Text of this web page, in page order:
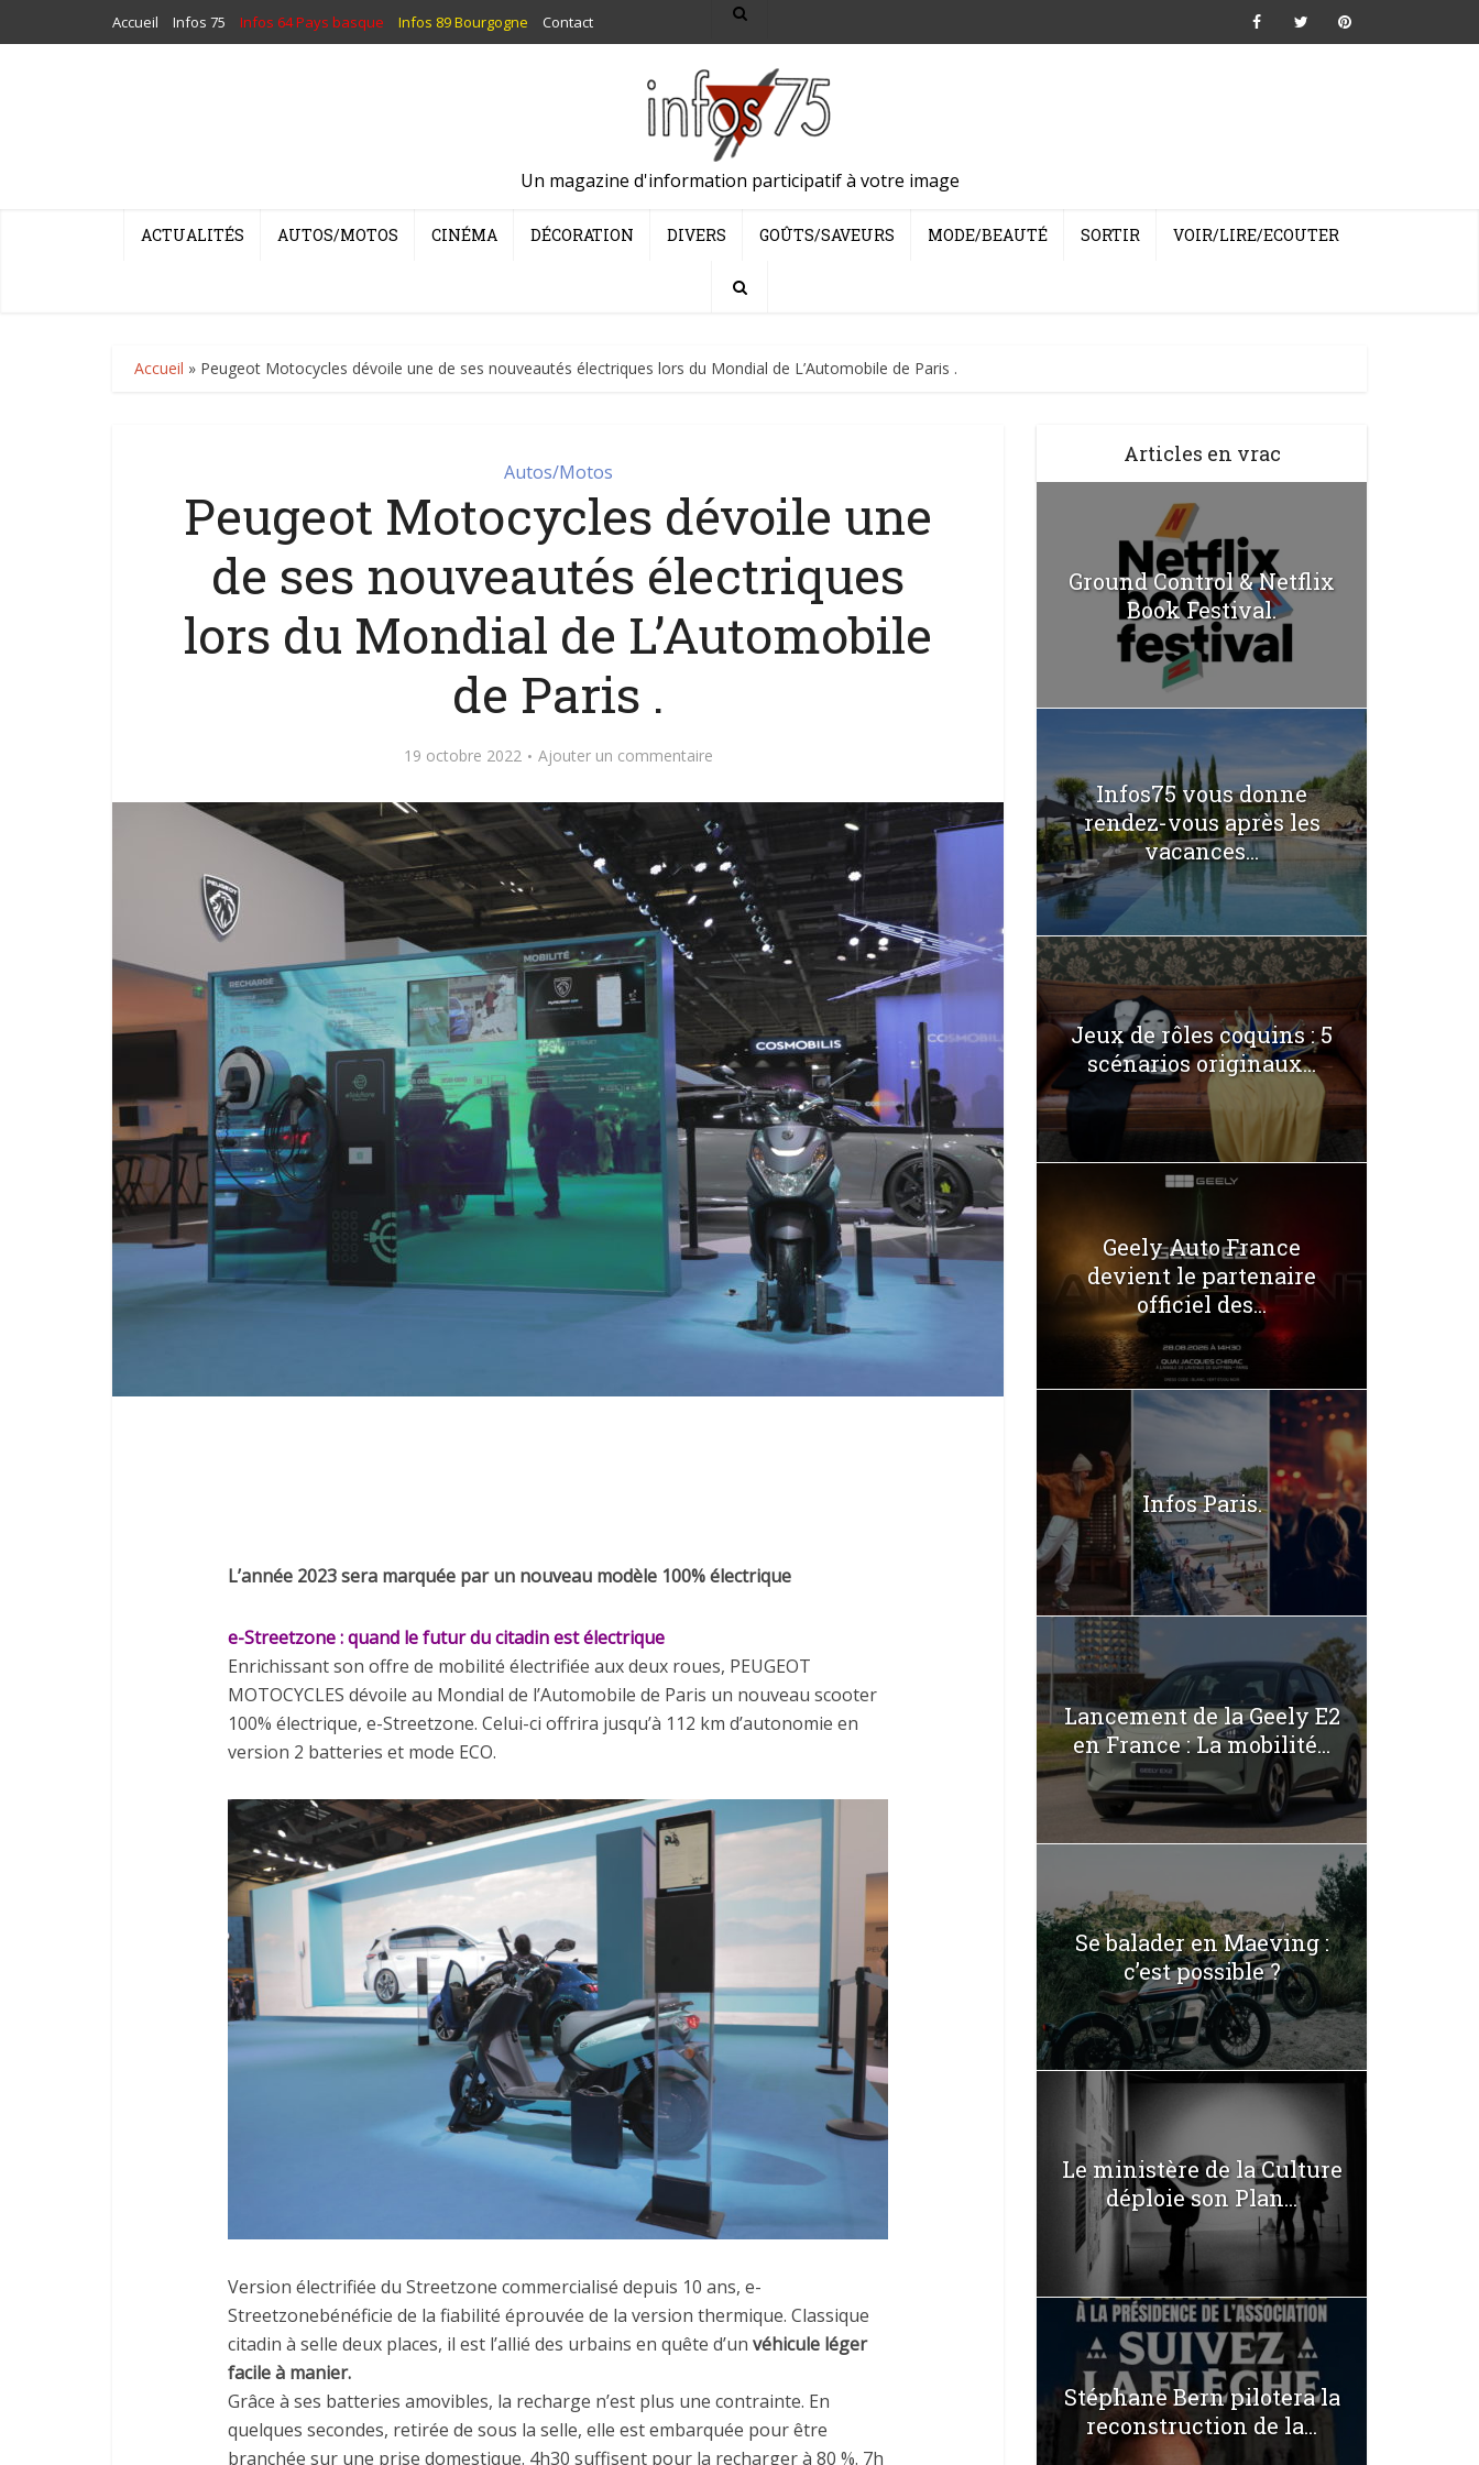
Accueil Infos 75 Infos 64 Pays basque Infos 89 Bourgogne Contact
Un magazine d'information participatif à votre image
ACTUALITÉS AUTOS/MOTOS CINÉMA DÉCORATION DIVERS GOÛTS/SAVEURS MODE/BEAUTÉ SORTIR VOIR/LIRE/ECOUTER
Accueil » Peugeot Motocycles dévoile une de ses nouveautés électriques lors du Mondial de L’Automobile de Paris .
Autos/Motos
Peugeot Motocycles dévoile une
de ses nouveautés électriques
lors du Mondial de L’Automobile
de Paris .
19 octobre 2022 Ajouter un commentaire
L’année 2023 sera marquée par un nouveau modèle 100% électrique
e-Streetzone : quand le futur du citadin est électrique
Enrichissant son offre de mobilité électrifiée aux deux roues, PEUGEOT
MOTOCYCLES dévoile au Mondial de l’Automobile de Paris un nouveau scooter
100% électrique, e-Streetzone. Celui-ci offrira jusqu’à 112 km d’autonomie en
version 2 batteries et mode ECO.
Version électrifiée du Streetzone commercialisé depuis 10 ans, e-
Streetzonebénéficie de la fiabilité éprouvée de la version thermique. Classique
citadin à selle deux places, il est l’allié des urbains en quête d’un véhicule léger
facile à manier.
Grâce à ses batteries amovibles, la recharge n’est plus une contrainte. En
quelques secondes, retirée de sous la selle, elle est embarquée pour être
branchée sur une prise domestique. 4h30 suffisent pour la recharger à 80 %. 7h
Articles en vrac
Ground Control & Netflix
Book Festival.
Infos75 vous donne
rendez-vous après les
vacances...
Jeux de rôles coquins : 5
scénarios originaux...
Geely Auto France
devient le partenaire
officiel des...
Infos Paris.
Lancement de la Geely E2
en France : La mobilité...
Se balader en Maeving :
c’est possible ?
Le ministère de la Culture
déploie son Plan...
Stéphane Bern pilotera la
reconstruction de la...